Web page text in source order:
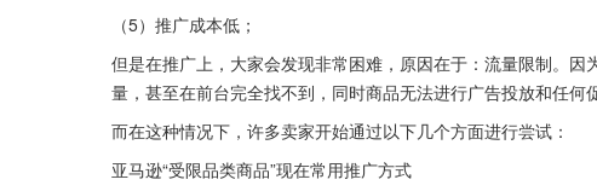
（5）推广成本低；
但是在推广上，大家会发现非常困难，原因在于：流量限制。
量，甚至在前台完全找不到，同时商品无法进行广告投放和任何
而在这种情况下，许多卖家开始通过以下几个方面进行尝试：
亚马逊“受限品类商品”现在常用推广方式